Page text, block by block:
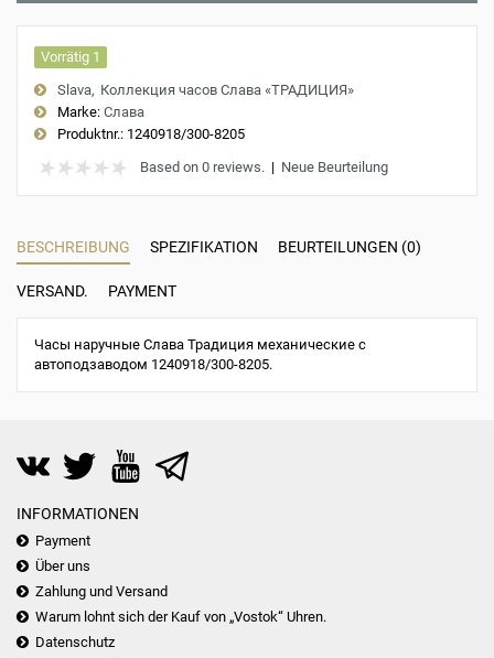
Vorrätig 1
Slava Коллекция часов Слава «ТРАДИЦИЯ»
Marke: Слава
Produktnr.: 1240918/300-8205
Based on 0 reviews. | Neue Beurteilung
BESCHREIBUNG SPEZIFIKATION BEURTEILUNGEN (0)
VERSAND. PAYMENT
Часы наручные Слава Традиция механические с
автоподзаводом 1240918/300-8205.
INFORMATIONEN
Payment
Über uns
Zahlung und Versand
Warum lohnt sich der Kauf von „Vostok“ Uhren.
Datenschutz